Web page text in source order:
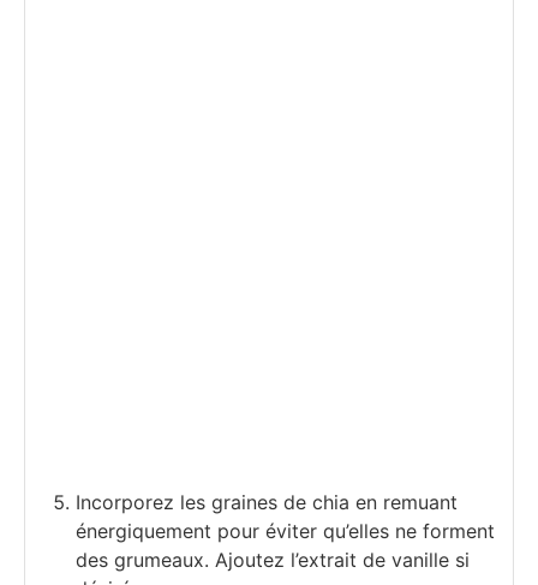
Incorporez les graines de chia en remuant
énergiquement pour éviter qu’elles ne forment
des grumeaux. Ajoutez l’extrait de vanille si